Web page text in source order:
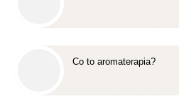
Co to aromaterapia?